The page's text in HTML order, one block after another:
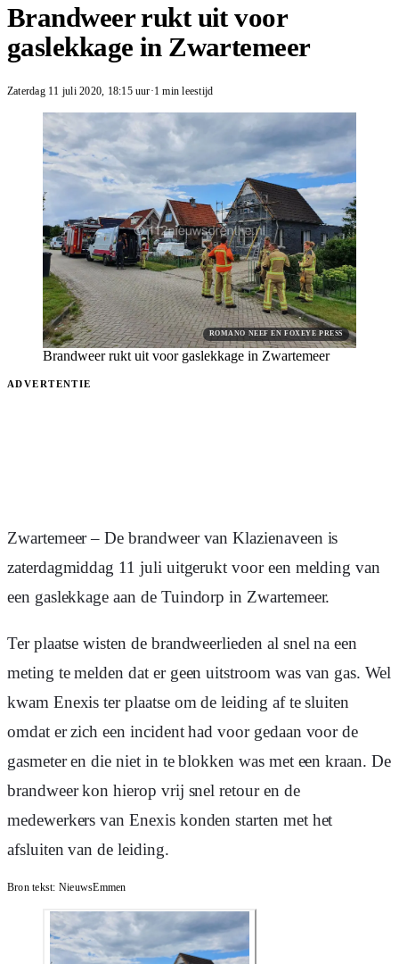
Brandweer rukt uit voor
gaslekkage in Zwartemeer
Zaterdag 11 juli 2020 18:15uur·1 min leestijd
ROMANO NEEF EN FOXEYE PRESS
Brandweer rukt uit voor gaslekkage in Zwartemeer
ADVERTENTIE
Zwartemeer – De brandweer van Klazienaveen is
zaterdagmiddag 11 juli uitgerukt voor een melding van
een gaslekkage aan de Tuindorp in Zwartemeer.
Ter plaatse wisten de brandweerlieden al snel na een
meting te melden dat er geen uitstroom was van gas. Wel
kwam Enexis ter plaatse om de leiding af te sluiten
omdat er zich een incident had voor gedaan voor de
gasmeter en die niet in te blokken was met een kraan. De
brandweer kon hierop vrij snel retour en de
medewerkers van Enexis konden starten met het
afsluiten van de leiding.
Bron tekst: NieuwsEmmen